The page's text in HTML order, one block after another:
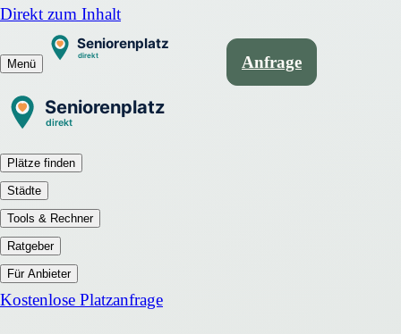
Direkt zum Inhalt
Menü Anfrage
Plätze finden
Städte
Tools & Rechner
Ratgeber
Für Anbieter
Kostenlose Platzanfrage